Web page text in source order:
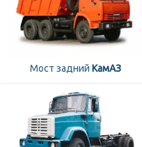
Мост задний КамАЗ